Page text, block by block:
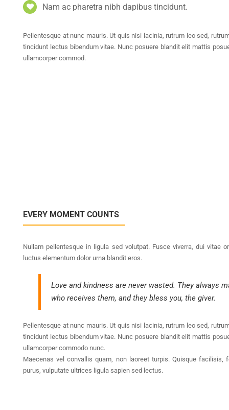
Nam ac pharetra nibh dapibus tincidunt.
Pellentesque at nunc mauris. Ut quis nisi lacinia, rutrum leo sed,
tincidunt lectus bibendum vitae. Nunc posuere blandit elit mattis
ullamcorper commod.
EVERY MOMENT COUNTS
Nullam pellentesque in ligula sed volutpat. Fusce viverra, dui vitae
luctus elementum dolor urna blandit eros.
Love and kindness are never wasted. They always
who receives them, and they bless you, the giver.
Pellentesque at nunc mauris. Ut quis nisi lacinia, rutrum leo sed,
tincidunt lectus bibendum vitae. Nunc posuere blandit elit mattis
ullamcorper commodo nunc.
Maecenas vel convallis quam, non laoreet turpis. Quisque
purus, vulputate ultrices ligula sapien sed lectus.